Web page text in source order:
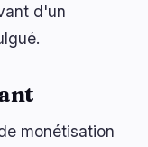
d'un
monétisation